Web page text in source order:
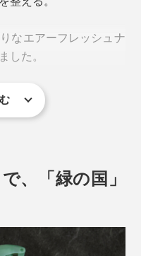
なエアーフレッシュナ
した。
ンドで、MONOCOの
、「緑の国」